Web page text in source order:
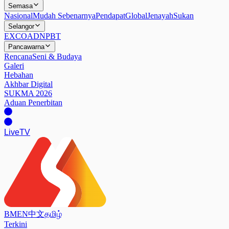
Semasa
NasionalMudah SebenarnyaPendapatGlobalJenayahSukan
Selangor
EXCOADNPBT
Pancawarna
RencanaSeni & Budaya
Galeri
Hebahan
Akhbar Digital
SUKMA 2026
Aduan Penerbitan
LiveTV
BMEN中文தமிழ்
Terkini